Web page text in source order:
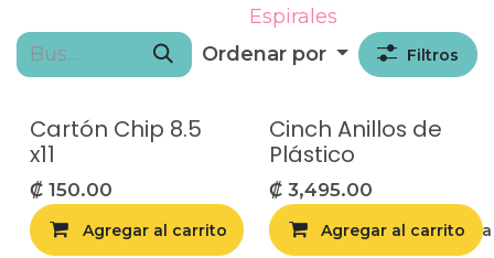
Espirales
Ordenar por Filtros
Cartón Chip 8.5
x11
₡ 150.00
Agregar al carrito Agregar a la
Cinch Anillos de
Plástico
₡ 3,495.00
Agregar al carrito